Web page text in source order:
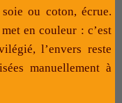
ou coton, écrue.
en couleur : c’est
l’envers reste
manuellement à